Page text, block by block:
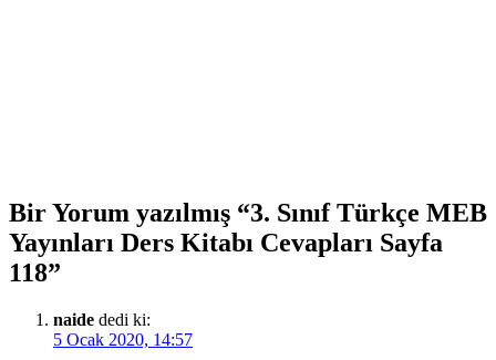
Bir Yorum yazılmış “3. Sınıf Türkçe MEB
Yayınları Ders Kitabı Cevapları Sayfa
118”
naide dedi ki:
5 Ocak 2020, 14:57